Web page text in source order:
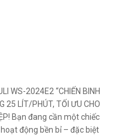
WS-2024E2 “CHIẾN BINH
25 LÍT/PHÚT, TỐI ƯU CHO
Bạn đang cần một chiếc
động bền bỉ – đặc biệt